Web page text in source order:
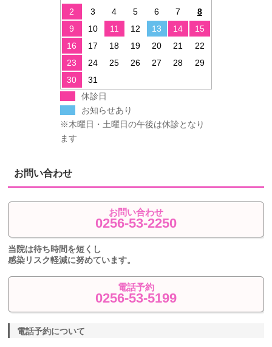
2
3 4 5 6 7
8
9
10 11 12 13 14
15
16
17 18 19 20 21
22
23
24 25 26 27 28
29
30
31
休診日
お知らせあり
※木曜日・土曜日の午後は休診となり
ます
お問い合わせ
お問い合わせ
0256-53-2250
当院は待ち時間を短くし
感染リスク軽減に努めています。
電話予約
0256-53-5199
電話予約について